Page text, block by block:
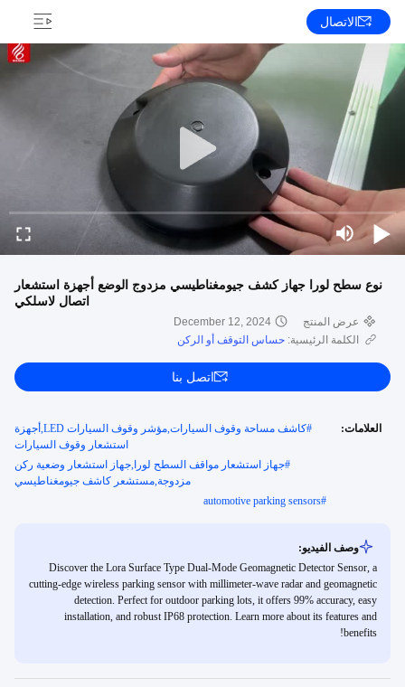
الاتصال
نوع سطح لورا جهاز كشف جيومغناطيسي مزدوج الوضع أجهزة استشعار
اتصال لاسلكي
عرض المنتج
December 12, 2024
الكلمة الرئيسية: حساس التوقف أو الركن
اتصل بنا
العلامات: #
كاشف مساحة وقوف السيارات,مؤشر وقوف السيارات LED,أجهزة
استشعار وقوف السيارات
#جهاز استشعار مواقف السطح لورا,جهاز استشعار وضعية ركن
مزدوجة,مستشعر كاشف جيومغناطيسي
#
automotive parking sensors
وصف الفيديو:
Discover the Lora Surface Type Dual-Mode Geomagnetic Detector Sensor, a
cutting-edge wireless parking sensor with millimeter-wave radar and geomagnetic
detection. Perfect for outdoor parking lots, it offers 99% accuracy, easy
installation, and robust IP68 protection. Learn more about its features and
benefits!